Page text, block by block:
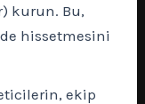
kurun. Bu,
hissetmesini
ekip